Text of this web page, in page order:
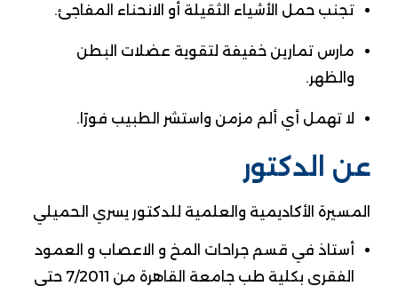
تجنب حمل الأشياء الثقيلة أو الانحناء المفاجئ.
مارس تمارين خفيفة لتقوية عضلات البطن
والظهر.
لا تهمل أي ألم مزمن واستشر الطبيب فورًا.
عن الدكتور
المسيرة الأكاديمية والعلمية للدكتور يسري الحميلي
أستاذ في قسم جراحات المخ و الاعصاب و العمود
الفقري بكلية طب جامعة القاهرة من 7/2011 حتي